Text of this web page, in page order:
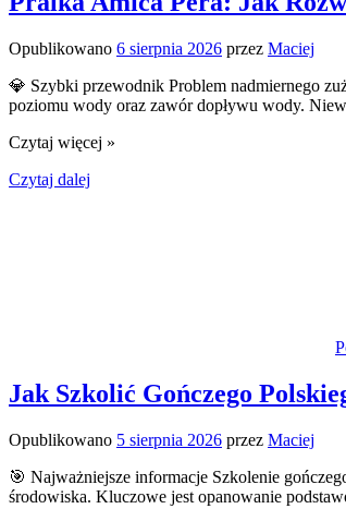
Opublikowano 6 sierpnia 2026 przez Maciej
💎 Szybki przewodnik Problem nadmiernego
poziomu wody oraz zawór dopływu wody.
Czytaj więcej »
Czytaj dalej
Jak Szkolić Gończego
Opublikowano 5 sierpnia 2026 przez Maciej
🎯 Najważniejsze informacje Szkolenie
środowiska. Kluczowe jest opanowanie